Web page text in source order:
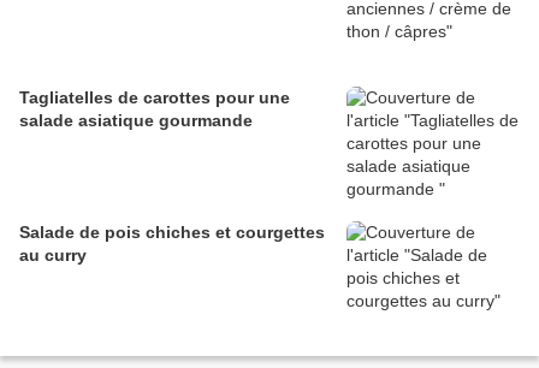
Tagliatelles de carottes pour une
salade asiatique gourmande
Salade de pois chiches et courgettes
au curry